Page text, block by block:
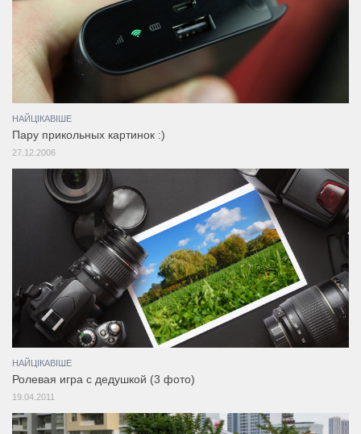
НАЙЦІКАВІШЕ
Пару прикольных картинок :)
27.12.2006
НАЙЦІКАВІШЕ
Ролевая игра с дедушкой (3 фото)
19.04.2011